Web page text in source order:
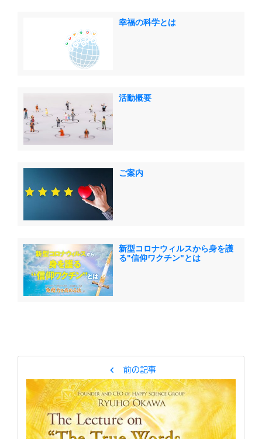
幸福の科学とは
活動概要
ご案内
新型コロナウィルスから身を護
る"信仰ワクチン"とは
chevron_left 前の記事